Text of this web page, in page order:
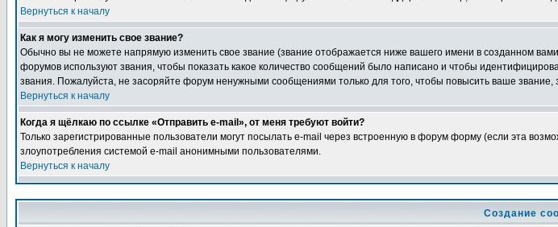
Вернуться к началу
Как я могу изменить свое звание?
Обычно вы не можете напрямую изменить свое звание (звание отображается ниже вашего имени в созданном
форумов используют звания, чтобы показать какое количество сообщений было написано и чтобы
звания. Пожалуйста, не засоряйте форум ненужными сообщениями только для того, чтобы повысить ваше
Вернуться к началу
Когда я щёлкаю по ссылке «Отправить e-mail», от меня требуют войти?
Только зарегистрированные пользователи могут посылать e-mail через встроенную в форум форму (если эта
злоупотребления системой e-mail анонимными пользователями.
Вернуться к началу
Создание